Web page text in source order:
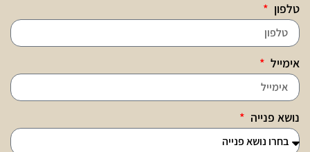
טלפון
אימייל
נושא פנייה